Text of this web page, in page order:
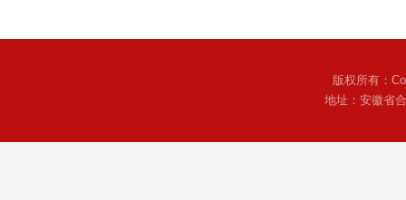
版权所有：
地址：安徽省